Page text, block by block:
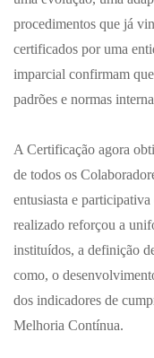
procedimentos que já
certificados por uma
imparcial confirmam
padrões e normas
A Certificação agora
de todos os
entusiasta e
realizado reforçou a
instituídos, a definição
como, o
dos indicadores de
Melhoria Contínua.